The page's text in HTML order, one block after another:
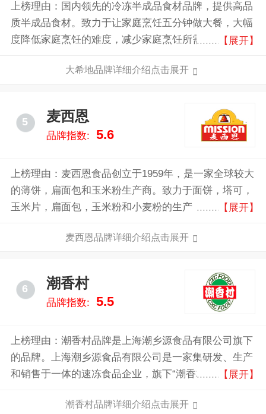
上榜理由：国内领先的冷冻半成品食材品牌，提供高品
质半成品食材。致力于让家庭烹饪五分钟做大餐，大幅
度降低家庭烹饪的难度，减少家庭烹饪所需时间，提高
【展开】
大希地品牌详细介绍点击展开
5 麦西恩
品牌指数: 5.6
上榜理由：麦西恩食品创立于1959年，是一家全球较大
的薄饼，扁面包和玉米粉生产商。致力于面饼，塔可，
玉米片，扁面包，玉米粉和小麦粉的生产，销售，分销
冷冻类的薄饼和其它优秀的产品。
【展开】
麦西恩品牌详细介绍点击展开
6 潮香村
品牌指数: 5.5
上榜理由：潮香村品牌是上海潮乡源食品有限公司旗下
的品牌。上海潮乡源食品有限公司是一家集研发、生产
和销售于一体的速冻食品企业，旗下“潮香村”品牌已经
匹萨、牛排、意大利面、芝士焗饭、葡式蛋挞等多个系
【展开】
潮香村品牌详细介绍点击展开